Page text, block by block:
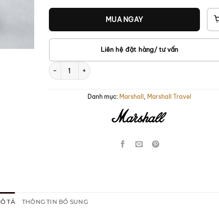
MUA NGAY
Liên hệ đặt hàng/ tư vấn
Áo Thun Marshall Vintage số lượng
Danh mục: Marshall , Marshall Travel
TẢ THÔNG TIN BỔ SUNG